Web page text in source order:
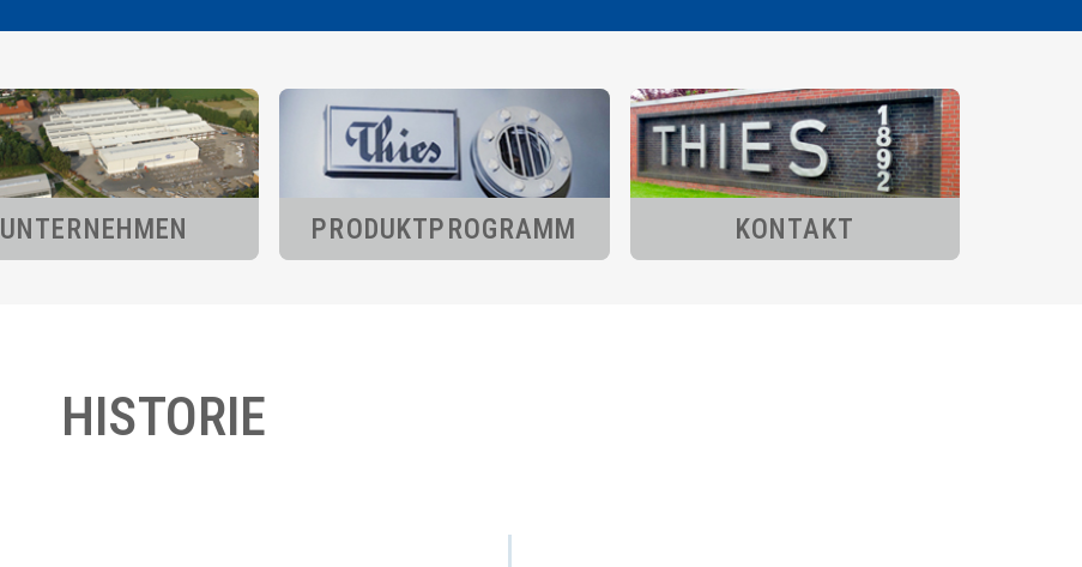
UNTERNEHMEN PRODUKT­PROGRAMM KONTAKT
HISTORIE